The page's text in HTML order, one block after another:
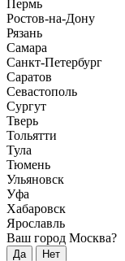
Пермь
Ростов-на-Дону
Рязань
Самара
Санкт-Петербург
Саратов
Севастополь
Сургут
Тверь
Тольятти
Тула
Тюмень
Ульяновск
Уфа
Хабаровск
Ярославль
Ваш город Москва?
Да Нет